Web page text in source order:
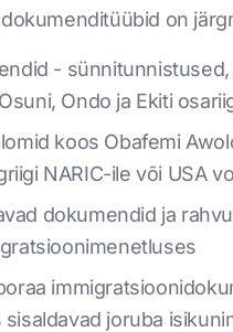
on
-
Ondo ja Ekiti
koos Obafemi
NARIC-ile või USA
dokumendid ja
joruba